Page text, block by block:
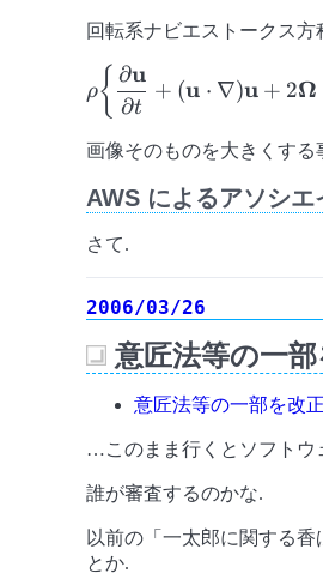
回転系ナビエストークス
{\frac{\partial
(\mathbf{u} \cdot
)\mathbf{u} + 2
\mathbf{\Omega}
\mathbf{u} \biggr\} =
\rho\mathbf{g} +
}
ρ{ ∂t
∂u
+ (u ⋅ ∇)u + 2Ω
画像そのものを大きくする
AWS によるアソシエ
さて.
2006/03/26
意匠法等の一
意匠法等の一部を改
…このまま行くとソフトウ
誰が審査するのかな.
以前の「一太郎に関する
とか.